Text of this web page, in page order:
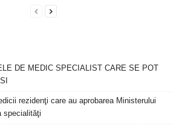
DE MEDIC SPECIALIST CARE SE POT
rezidenţi care au aprobarea Ministerului
specialităţi